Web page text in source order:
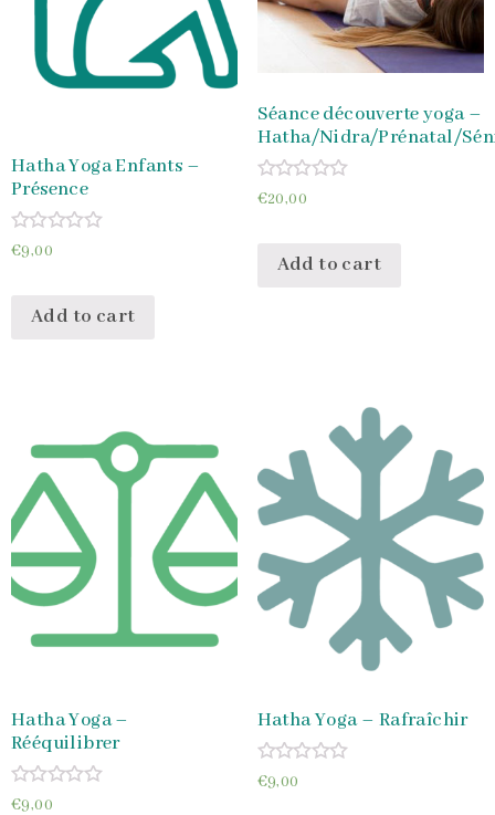
Hatha Yoga Enfants –
Présence
Rated
€9,00
Add to cart
Séance découverte yoga –
Hatha/Nidra/Prénatal/
Rated
€20,00
Add to cart
Hatha Yoga –
Rééquilibrer
Rated
€9,00
Hatha Yoga – Rafraîchir
Rated
€9,00